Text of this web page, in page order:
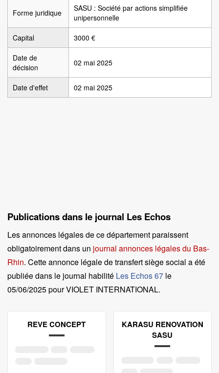
Forme juridique
SASU : Société par actions simplifiée
unipersonnelle
Capital 3000 €
Date de
décision
02 mai 2025
Date d'effet 02 mai 2025
Publications dans le journal Les Echos
Les annonces légales de ce département paraissent
obligatoirement dans un journal annonces légales du Bas-
Rhin. Cette annonce légale de transfert siège social a été
publiée dans le journal habilité Les Echos 67 le
05/06/2025 pour VIOLET INTERNATIONAL.
REVE CONCEPT
KARASU RENOVATION
SASU